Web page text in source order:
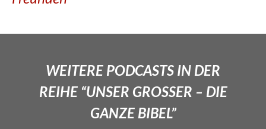
WEITERE PODCASTS IN DER
REIHE “UNSER GROSSER – DIE
GANZE BIBEL”